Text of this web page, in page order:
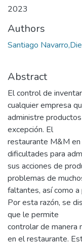
2023
Authors
Santiago
Abstract
El control de
cualquier empresa
administre
excepción. El
restaurante M&M en
dificultades para
sus acciones de
problemas de
faltantes, así como a
Por esta razón, se
que le permite
controlar de manera
en el restaurante.